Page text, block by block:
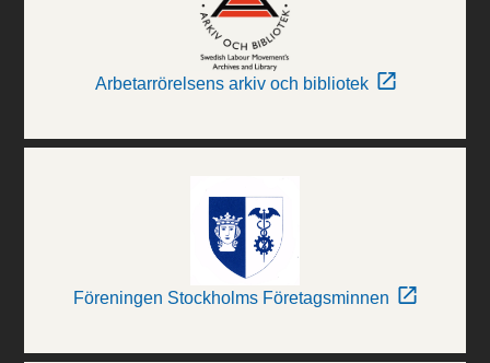
Arbetarrörelsens arkiv och bibliotek
Föreningen Stockholms Företagsminnen